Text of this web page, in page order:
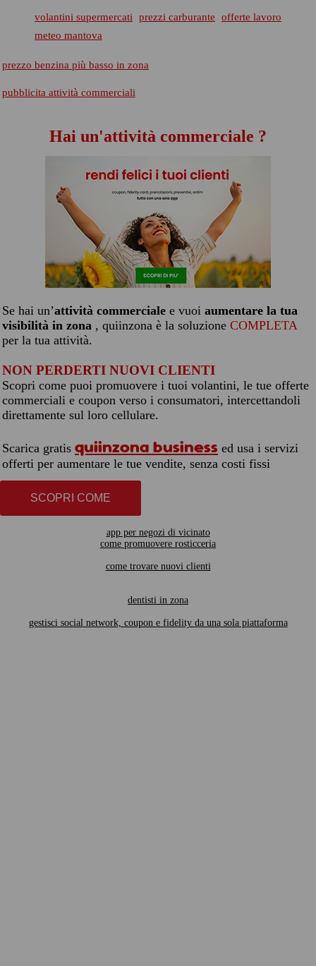
volantini supermercati prezzi carburante
offerte lavoro
meteo mantova
prezzo benzina più basso in zona
pubblicita attività commerciali
Hai un'attività commerciale ?
Se hai un’attività commerciale e vuoi aumentare la tua
visibilità in zona , quiinzona è la soluzione COMPLETA
per la tua attività.
NON PERDERTI NUOVI CLIENTI
Scopri come puoi promuovere i tuoi volantini, le tue offerte
commerciali e coupon verso i consumatori, intercettandoli
direttamente sul loro cellulare.
Scarica gratis quiinzona business ed usa i servizi
offerti per aumentare le tue vendite, senza costi fissi
SCOPRI COME
app per negozi di vicinato
come promuovere rosticceria
come trovare nuovi clienti
dentisti in zona
gestisci social network, coupon e fidelity da una sola piattaforma